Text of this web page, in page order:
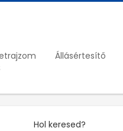
Állásértesítő
Hol keresed?